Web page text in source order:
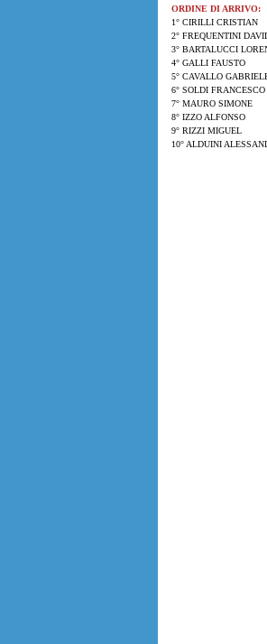
ORDINE DI ARRIVO:
1° CIRILLI CRISTIAN
2° FREQUENTINI
3° BARTALUCCI
4° GALLI FAUSTO
5° CAVALLO
6° SOLDI FRANCESCO
7° MAURO SIMONE
8° IZZO ALFONSO
9° RIZZI MIGUEL
10° ALDUINI